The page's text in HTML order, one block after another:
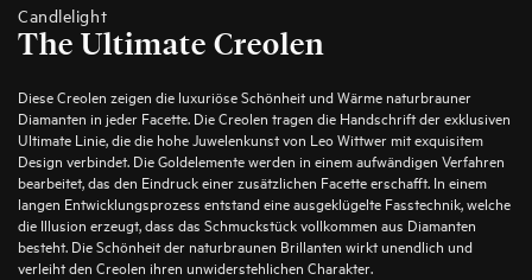
Candlelight
The Ultimate Creolen
Diese Creolen zeigen die luxuriöse Schönheit und Wärme naturbrauner
Diamanten in jeder Facette. Die Creolen tragen die Handschrift der exklusiven
Ultimate Linie, die die hohe Juwelenkunst von Leo Wittwer mit exquisitem
Design verbindet. Die Goldelemente werden in einem aufwändigen Verfahren
bearbeitet, das den Eindruck einer zusätzlichen Facette erschafft. In einem
langen Entwicklungsprozess entstand eine ausgeklügelte Fasstechnik, welche
die Illusion erzeugt, dass das Schmuckstück vollkommen aus Diamanten
besteht. Die Schönheit der naturbraunen Brillanten wirkt unendlich und
verleiht den Creolen ihren unwiderstehlichen Charakter.